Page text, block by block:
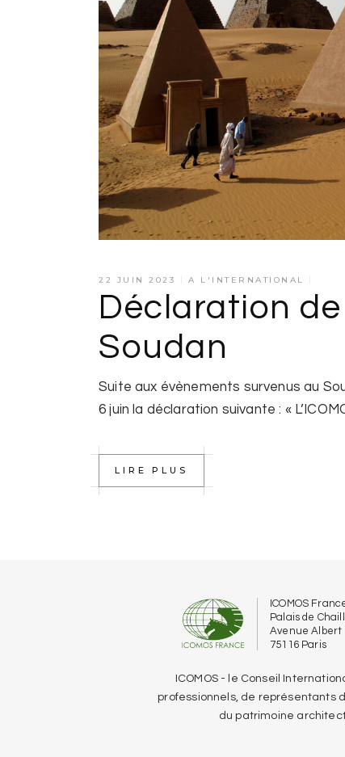
22 JUIN 2023 A L'INTERNATIONAL
Déclaration de
Soudan
Suite aux évènements survenus au
6 juin la déclaration suivante : «
LIRE PLUS
ICOMOS
Palais de
Avenue Albert
75116 Paris
ICOMOS - le Conseil
professionnels, de représentants
du patrimoine